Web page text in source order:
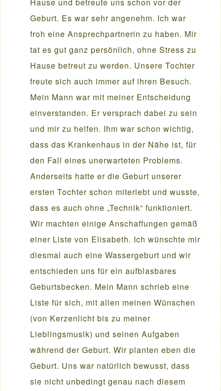
Geburt. Es war sehr angenehm. Ich war
froh eine Ansprechpartnerin zu haben. Mir
tat es gut ganz persönlich, ohne Stress zu
Hause betreut zu werden. Unsere Tochter
freute sich auch immer auf ihren Besuch.
Mein Mann war mit meiner Entscheidung
einverstanden. Er versprach dabei zu sein
und mir zu helfen. Ihm war schon wichtig,
dass das Krankenhaus in der Nähe ist, für
den Fall eines unerwarteten Problems.
Anderseits hatte er die Geburt unserer
ersten Tochter schon miterlebt und wusste,
dass es auch ohne „Technik“ funktioniert.
Wir machten einige Anschaffungen gemäß
einer Liste von Elisabeth. Ich wünschte mir
diesmal auch eine Wassergeburt und wir
entschieden uns für ein aufblasbares
Geburtsbecken. Mein Mann schrieb eine
Liste für sich, mit allen meinen Wünschen
(von Kerzenlicht bis zu meiner
Lieblingsmusik) und seinen Aufgaben
während der Geburt. Wir planten eben die
Geburt. Uns war natürlich bewusst, dass
sie nicht unbedingt genau nach diesem